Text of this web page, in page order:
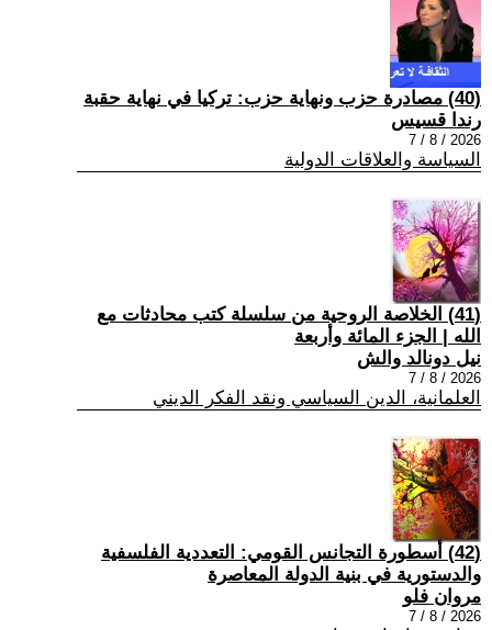
(40) مصادرة حزب ونهاية حزب: تركيا في نهاية حقبة
رندا قسيس
2026 / 8 / 7
السياسة والعلاقات الدولية
(41) الخلاصة الروحية من سلسلة كتب محادثات مع
الله | الجزء المائة وأربعة
نيل دونالد والش
2026 / 8 / 7
العلمانية، الدين السياسي ونقد الفكر الديني
(42) أسطورة التجانس القومي: التعددية الفلسفية
والدستورية في بنية الدولة المعاصرة
مروان فلو
2026 / 8 / 7